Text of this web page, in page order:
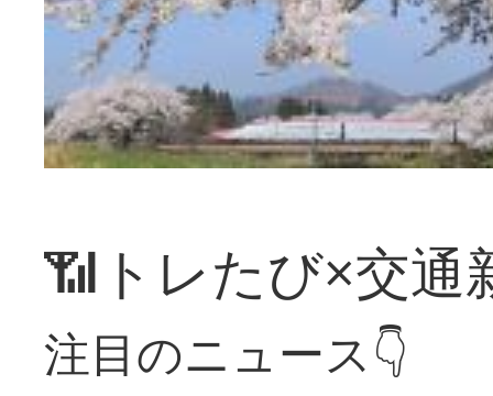
📶トレたび×交通
注目のニュース👇